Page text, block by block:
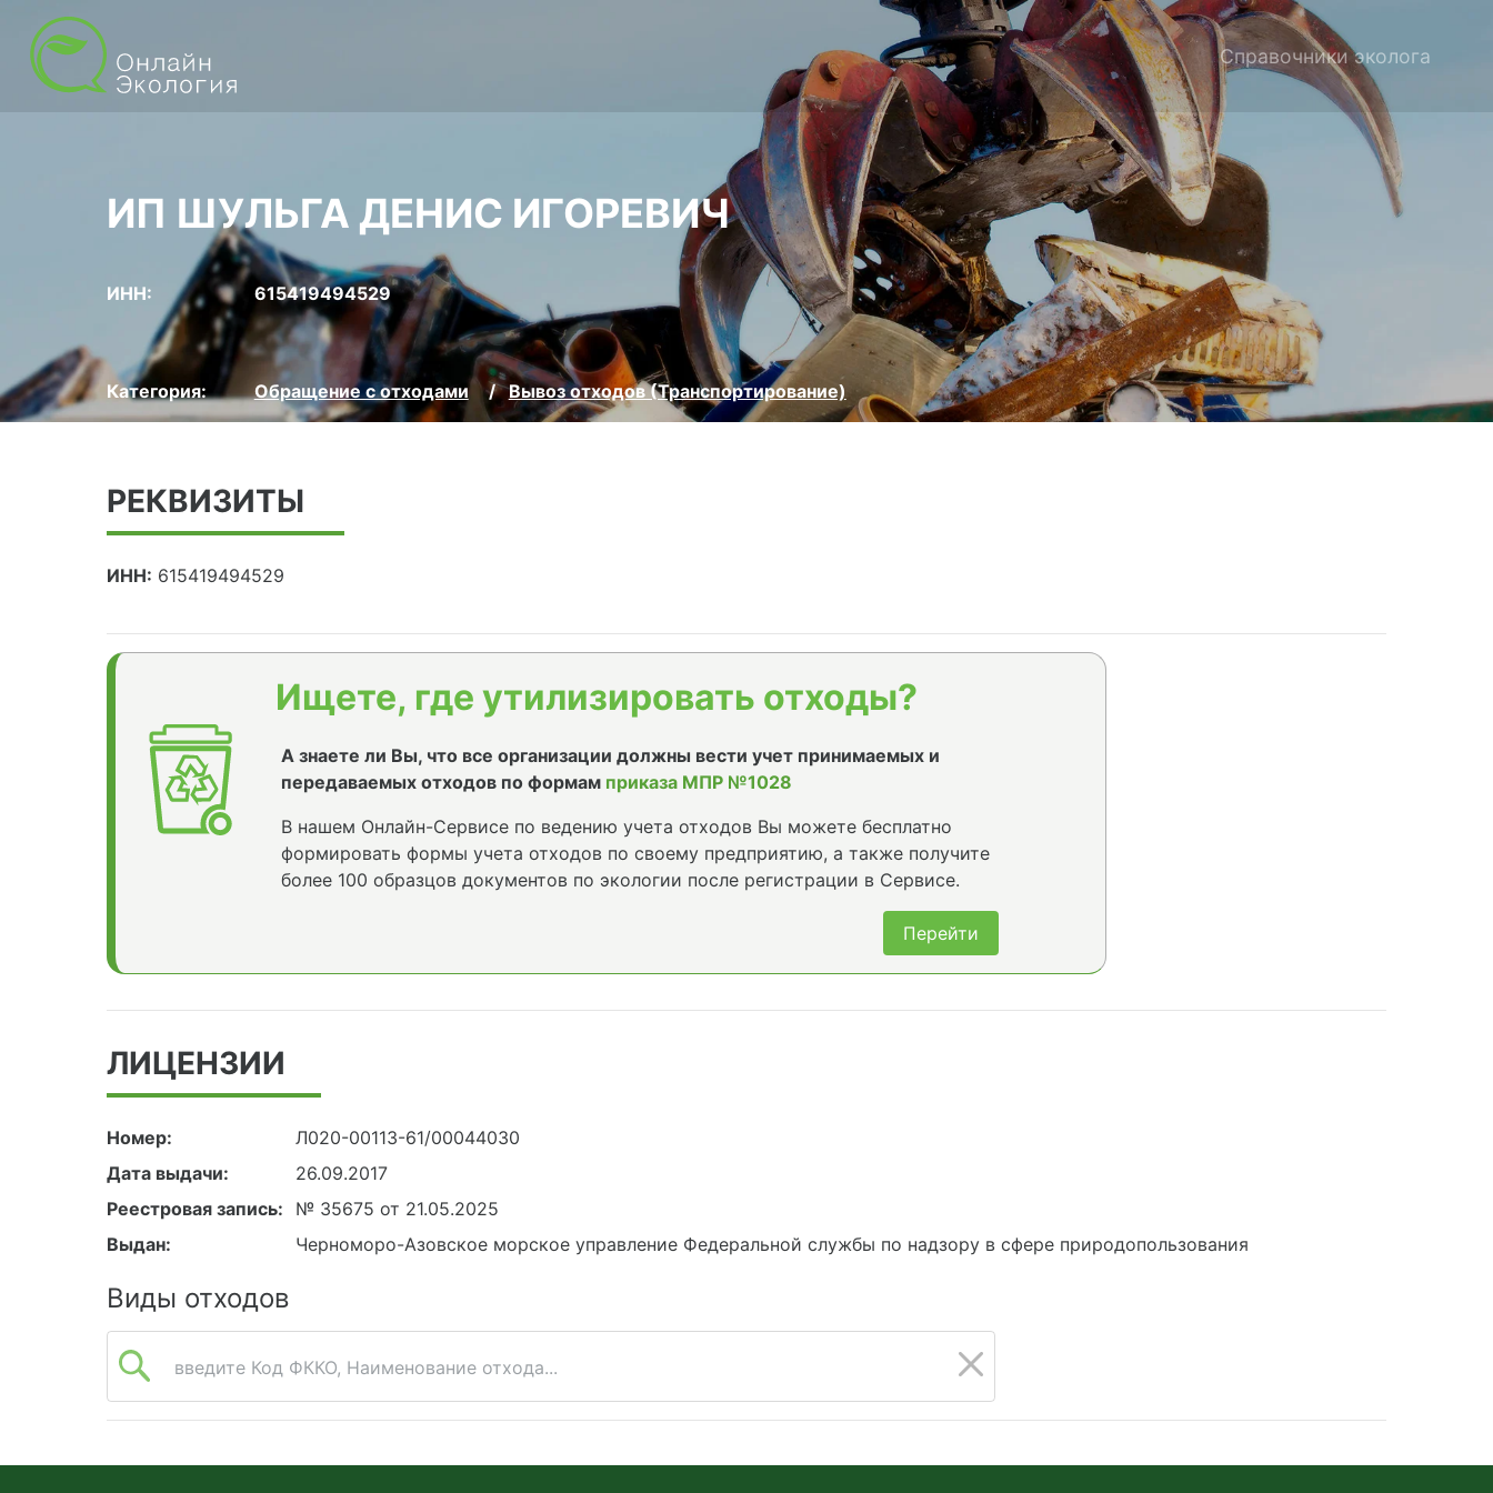
Справочники эколога
ИП ШУЛЬГА ДЕНИС ИГОРЕВИЧ
ИНН: 615419494529
Категория: Обращение с отходами Вывоз отходов (Транспортирование)
РЕКВИЗИТЫ
ИНН: 615419494529
Ищете, где утилизировать отходы?
А знаете ли Вы, что все организации должны вести учет принимаемых и
передаваемых отходов по формам приказа МПР №1028
В нашем Онлайн-Сервисе по ведению учета отходов Вы можете бесплатно
формировать формы учета отходов по своему предприятию, а также получите
более 100 образцов документов по экологии после регистрации в Сервисе.
Перейти
ЛИЦЕНЗИИ
Номер:
Л020-00113-61/00044030
Дата выдачи:
26.09.2017
Реестровая запись:
№ 35675 от 21.05.2025
Выдан:
Черноморо-Азовское морское управление Федеральной службы по надзору в сфере природопользования
Виды отходов
введите Код ФККО, Наименование отхода...